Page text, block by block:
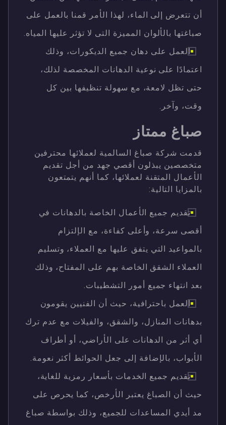
أن تتعرض إلى الماء، لهذا الأمر قمنا بالعمل على
صباغتها بالألوان المميزة التى لا تؤثر عليها المياه.
العمل على دهان جميع الديكورات، وذلك
اعتمادًا على نوعية الدهانات المخصصة لذلك،
حتى تظل لامعة، مع سهولة تنظيفها بين كل
وقت، وآخر.
صباغ ممتاز
قدمت شركة صباغ السالمية لعملائها محترفين
متخصصين يبذلون أقصي جهد من أجل تقديم
الأعمال المتقنة لعملائها، كما أنهم يتمتعون
بالمزايا التالية:
تقديم جميع الأعمال الخاصة بالدهانات في
أقصى سرعة، وأعلى كفاءة، مع الإلتزام
بالمواعيد التي يتفق عليها مع العملاء، وتسليم
العملاء الشقق الخاصة بهم على المفتاح، وذلك
بعد انتهاء جميع أمور التشطيبات.
العمل باحترافية، حيث أن الفنيين يقومون
بدهانات المنازل، والشقق، والفيلات مع عدم ترك
أي أثر من الدهانات على الأراضي، أو أطراف
الأبواب، بالإضافة إلى جعل الحوائط أكثر نعومة.
تقديم جميع الخدمات بأسعار رمزية للغاية،
حيث أن الصباغ يعتبر الأرخص، كما يحرص على
مد أيدي المساعدات للجميع، وذلك بواسطة صباغ